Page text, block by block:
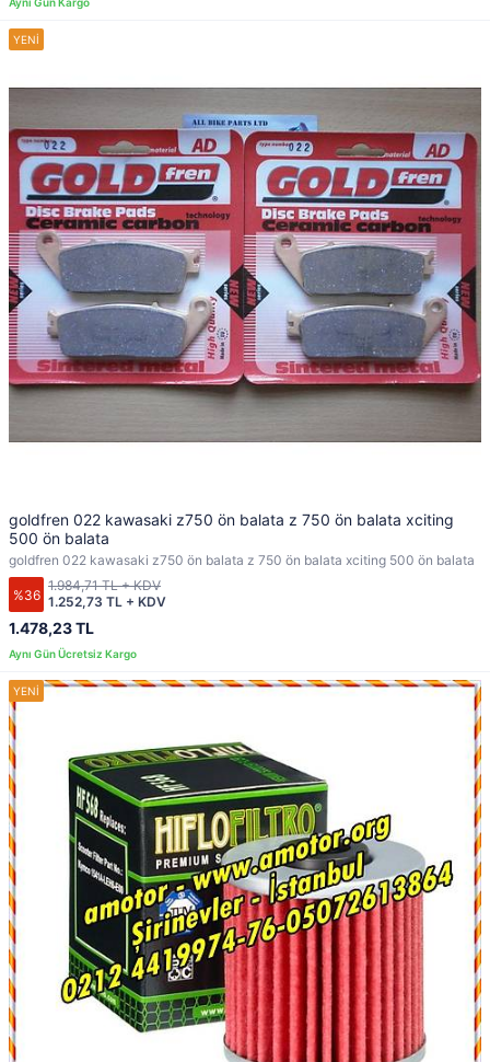
goldfren 022 kawasaki z750 ön balata z 750 ön balata xciting
500 ön balata
goldfren 022 kawasaki z750 ön balata z 750 ön balata xciting 500 ön balata
%36
1.478,23 TL
1.252,73 TL + KDV
1.984,71 TL + KDV